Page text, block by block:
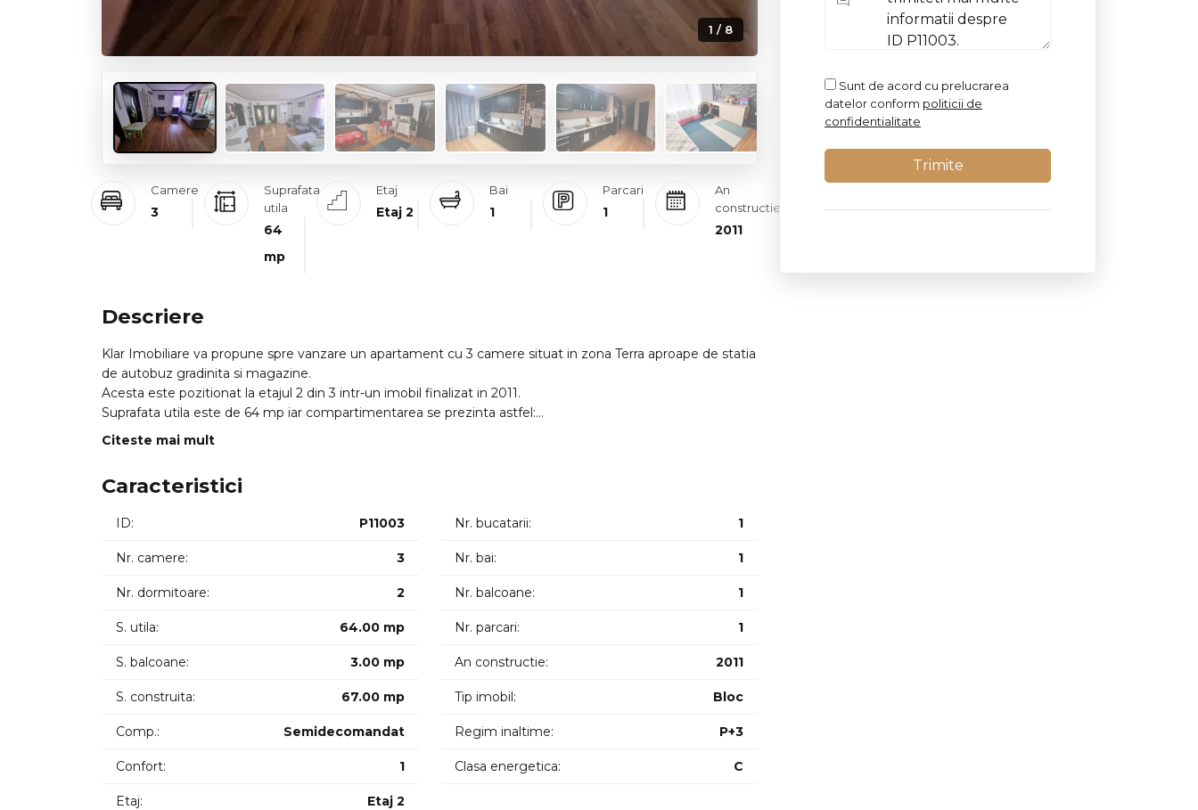
1 / 8
Camere
3
Suprafata
utila
64
mp
Etaj
Etaj 2
Bai
1
Parcari
1
An
constructie
2011
Descriere
Klar Imobiliare va propune spre vanzare un apartament cu 3 camere situat in zona Terra aproape de statia
de autobuz gradinita si magazine.
Acesta este pozitionat la etajul 2 din 3 intr-un imobil finalizat in 2011.
Suprafata utila este de 64 mp iar compartimentarea se prezinta astfel:
living open-space cu bucataria 2 dormitoare baie si balcon cu camara.
ID: 0011554
Citeste mai mult
Caracteristici
ID: P11003
Nr. camere: 3
Nr. dormitoare: 2
S. utila: 64.00 mp
S. balcoane: 3.00 mp
S. construita: 67.00 mp
Comp.: Semidecomandat
Confort: 1
Etaj: Etaj 2
Nr. bucatarii: 1
Nr. bai: 1
Nr. balcoane: 1
Nr. parcari: 1
An constructie: 2011
Tip imobil: Bloc
Regim inaltime: P+3
Clasa energetica: C
Sunt de acord cu prelucrarea
datelor conform politicii de
confidentialitate